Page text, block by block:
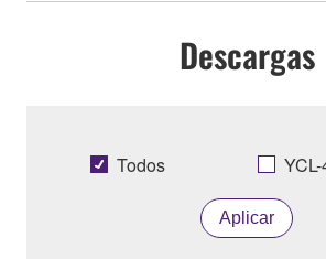
Descargas
Todos
Aplicar